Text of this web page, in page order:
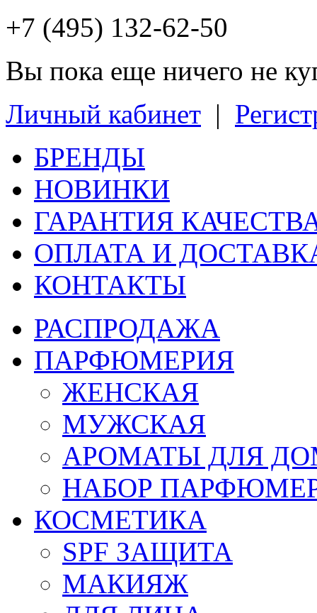
+7 (495) 132-62-50
Вы пока еще ничего не
Личный кабинет |
БРЕНДЫ
НОВИНКИ
ГАРАНТИЯ
ОПЛАТА И
КОНТАКТЫ
РАСПРОДАЖА
ПАРФЮМЕРИЯ
ЖЕНСКАЯ
МУЖСКАЯ
АРОМАТЫ ДЛЯ
НАБОР
КОСМЕТИКА
SPF ЗАЩИТА
МАКИЯЖ